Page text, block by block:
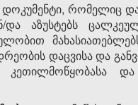
რომელიც
და აზუსტებს
დაცვისა და
კეთილმოწყობასა